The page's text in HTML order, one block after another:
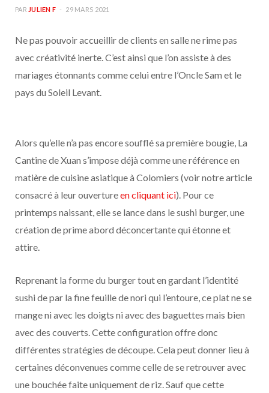
PAR JULIEN F 29 MARS 2021
Ne pas pouvoir accueillir de clients en salle ne rime pas
avec créativité inerte. C’est ainsi que l’on assiste à des
mariages étonnants comme celui entre l’Oncle Sam et le
pays du Soleil Levant.
Alors qu’elle n’a pas encore soufflé sa première bougie, La
Cantine de Xuan s’impose déjà comme une référence en
matière de cuisine asiatique à Colomiers (voir notre article
consacré à leur ouvertureen cliquant ici). Pour ce
printemps naissant, elle se lance dans le sushi burger, une
création de prime abord déconcertante qui étonne et
attire.
Reprenant la forme du burger tout en gardant l’identité
sushi de par la fine feuille de nori qui l’entoure, ce plat ne se
mange ni avec les doigts ni avec des baguettes mais bien
avec des couverts. Cette configuration offre donc
différentes stratégies de découpe. Cela peut donner lieu à
certaines déconvenues comme celle de se retrouver avec
une bouchée faite uniquement de riz. Sauf que cette